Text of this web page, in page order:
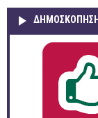
ΔΗΜΟΣΚΌΠΗΣΗ